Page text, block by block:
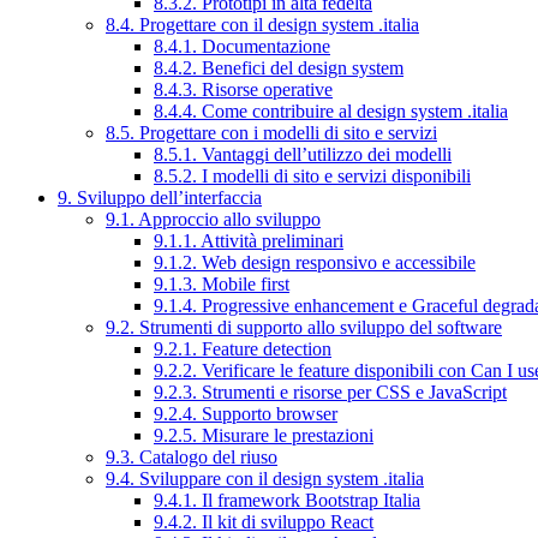
8.4. Progettare con il design system .italia
8.4.1. Documentazione
8.4.2. Benefici del design system
8.4.3. Risorse operative
8.4.4. Come contribuire al design system .italia
8.5. Progettare con i modelli di sito e servizi
8.5.1. Vantaggi dell’utilizzo dei modelli
8.5.2. I modelli di sito e servizi disponibili
9. Sviluppo dell’interfaccia
9.1. Approccio allo sviluppo
9.1.1. Attività preliminari
9.1.2. Web design responsivo e accessibile
9.1.3. Mobile first
9.1.4. Progressive enhancement e Graceful
9.2. Strumenti di supporto allo sviluppo del software
9.2.1. Feature detection
9.2.2. Verificare le feature disponibili con Can I
9.2.3. Strumenti e risorse per CSS e JavaScript
9.2.4. Supporto browser
9.2.5. Misurare le prestazioni
9.3. Catalogo del riuso
9.4. Sviluppare con il design system .italia
9.4.1. Il framework Bootstrap Italia
9.4.2. Il kit di sviluppo React